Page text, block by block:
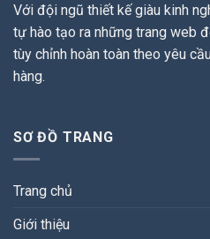
Với đội ngũ thiết kế giàu kinh
tự hào tạo ra những trang web
tùy chỉnh hoàn toàn theo yêu
hàng.
SƠ ĐỒ TRANG
Trang chủ
Giới thiệu